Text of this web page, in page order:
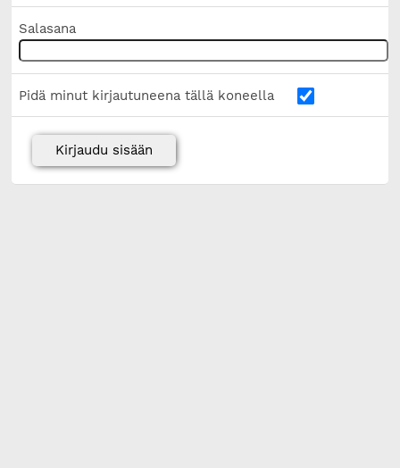
Salasana
Pidä minut kirjautuneena tällä koneella